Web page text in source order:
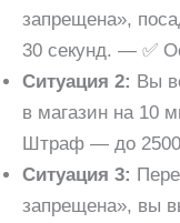
запрещена»,
30 секунд. — ✅
Ситуация 2: Вы
в магазин на 10
Штраф — до 2500
Ситуация 3:
запрещена», вы